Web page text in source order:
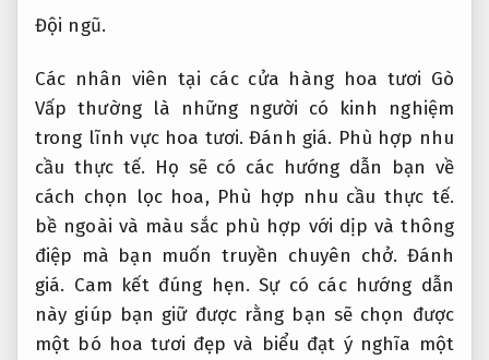
Đội ngũ.
Các nhân viên tại các cửa hàng hoa tươi Gò
Vấp thường là những người có kinh nghiệm
trong lĩnh vực hoa tươi.Đánh giá. Phù hợp nhu
cầu thực tế. Họ sẽ có các hướng dẫn bạn về
cách chọn lọc hoa, Phù hợp nhu cầu thực tế.
bề ngoài và màu sắc phù hợp với dịp và thông
điệp mà bạn muốn truyền chuyên chở. Đánh
giá. Cam kết đúng hẹn. Sự có các hướng dẫn
này giúp bạn giữ được rằng bạn sẽ chọn được
một bó hoa tươi đẹp và biểu đạt ý nghĩa một